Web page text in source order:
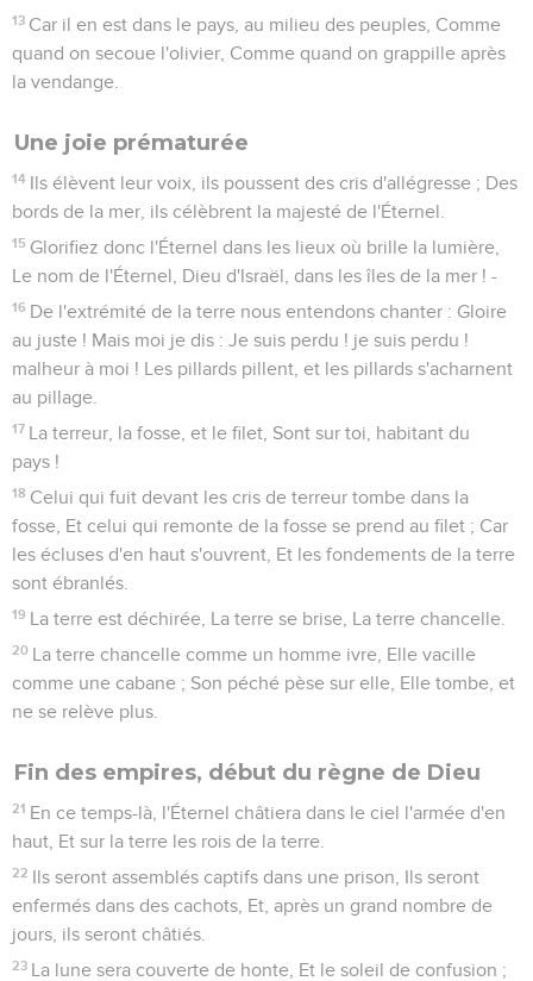
13 Car il en est dans le pays, au milieu des peuples, Comme
quand on secoue l'olivier, Comme quand on grappille après
la vendange.
Une joie prématurée
14 Ils élèvent leur voix, ils poussent des cris d'allégresse ; Des
bords de la mer, ils célèbrent la majesté de l'Éternel.
15 Glorifiez donc l'Éternel dans les lieux où brille la lumière,
Le nom de l'Éternel, Dieu d'Israël, dans les îles de la mer ! -
16 De l'extrémité de la terre nous entendons chanter : Gloire
au juste ! Mais moi je dis : Je suis perdu ! je suis perdu !
malheur à moi ! Les pillards pillent, et les pillards s'acharnent
au pillage.
17 La terreur, la fosse, et le filet, Sont sur toi, habitant du
pays !
18 Celui qui fuit devant les cris de terreur tombe dans la
fosse, Et celui qui remonte de la fosse se prend au filet ; Car
les écluses d'en haut s'ouvrent, Et les fondements de la terre
sont ébranlés.
19 La terre est déchirée, La terre se brise, La terre chancelle.
20 La terre chancelle comme un homme ivre, Elle vacille
comme une cabane ; Son péché pèse sur elle, Elle tombe, et
ne se relève plus.
Fin des empires, début du règne de Dieu
21 En ce temps-là, l'Éternel châtiera dans le ciel l'armée d'en
haut, Et sur la terre les rois de la terre.
22 Ils seront assemblés captifs dans une prison, Ils seront
enfermés dans des cachots, Et, après un grand nombre de
jours, ils seront châtiés.
23 La lune sera couverte de honte, Et le soleil de confusion ;